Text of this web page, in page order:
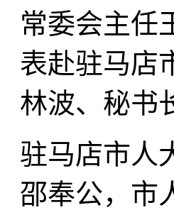
常委会主任
表赴驻马店
林波、秘书
驻马店市人
邵奉公，市